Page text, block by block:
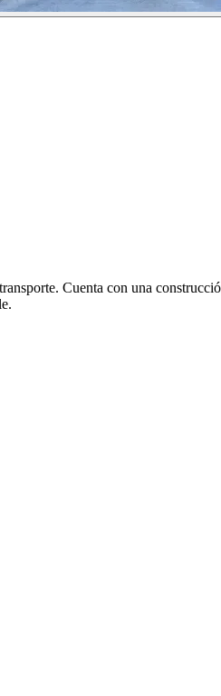
Cuenta con una